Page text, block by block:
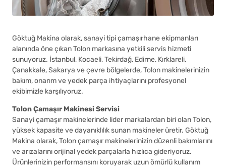
Göktuğ Makina olarak, sanayi tipi çamaşırhane ekipmanları
alanında öne çıkan Tolon markasına yetkili servis hizmeti
sunuyoruz. İstanbul, Kocaeli, Tekirdağ, Edirne, Kırklareli,
Çanakkale, Sakarya ve çevre bölgelerde, Tolon makinelerinizin
bakım, onarım ve yedek parça ihtiyaçlarını profesyonel
ekibimizle karşılıyoruz.
Tolon Çamaşır Makinesi Servisi
Sanayi çamaşır makinelerinde lider markalardan biri olan Tolon,
yüksek kapasite ve dayanıklılık sunan makineler üretir. Göktuğ
Makina olarak, Tolon çamaşır makinelerinizin düzenli bakımlarını
ve arızalarını orijinal yedek parçalarla hızlıca gideriyoruz.
Ürünlerinizin performansını koruyarak uzun ömürlü kullanım